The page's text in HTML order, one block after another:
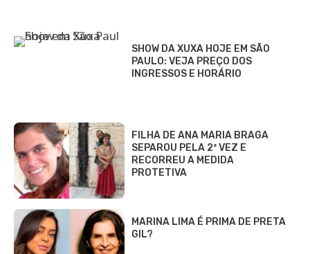
SHOW DA XUXA HOJE EM SÃO
PAULO: VEJA PREÇO DOS
INGRESSOS E HORÁRIO
FILHA DE ANA MARIA BRAGA
SEPAROU PELA 2ª VEZ E
RECORREU A MEDIDA
PROTETIVA
MARINA LIMA É PRIMA DE PRETA
GIL?